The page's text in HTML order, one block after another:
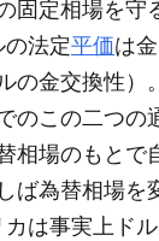
固定相場を
法定平価は
の金交換性
のこの二つ
相場のもと
ば為替相場
は事実上ド